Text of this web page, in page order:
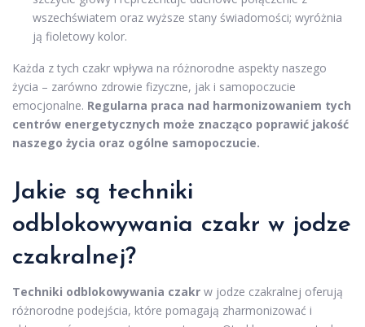
wszechświatem oraz wyższe stany świadomości; wyróżnia
ją fioletowy kolor.
Każda z tych czakr wpływa na różnorodne aspekty naszego
życia – zarówno zdrowie fizyczne, jak i samopoczucie
emocjonalne. Regularna praca nad harmonizowaniem tych
centrów energetycznych może znacząco poprawić jakość
naszego życia oraz ogólne samopoczucie.
Jakie są techniki
odblokowywania czakr w jodze
czakralnej?
Techniki odblokowywania czakr w jodze czakralnej oferują
różnorodne podejścia, które pomagają zharmonizować i